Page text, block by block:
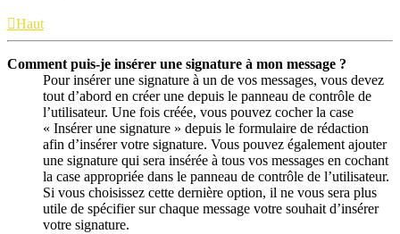
Haut
Comment puis-je insérer une signature à mon message ?
Pour insérer une signature à un de vos messages, vous devez
tout d’abord en créer une depuis le panneau de contrôle de
l’utilisateur. Une fois créée, vous pouvez cocher la case
« Insérer une signature » depuis le formulaire de rédaction
afin d’insérer votre signature. Vous pouvez également ajouter
une signature qui sera insérée à tous vos messages en cochant
la case appropriée dans le panneau de contrôle de l’utilisateur.
Si vous choisissez cette dernière option, il ne vous sera plus
utile de spécifier sur chaque message votre souhait d’insérer
votre signature.